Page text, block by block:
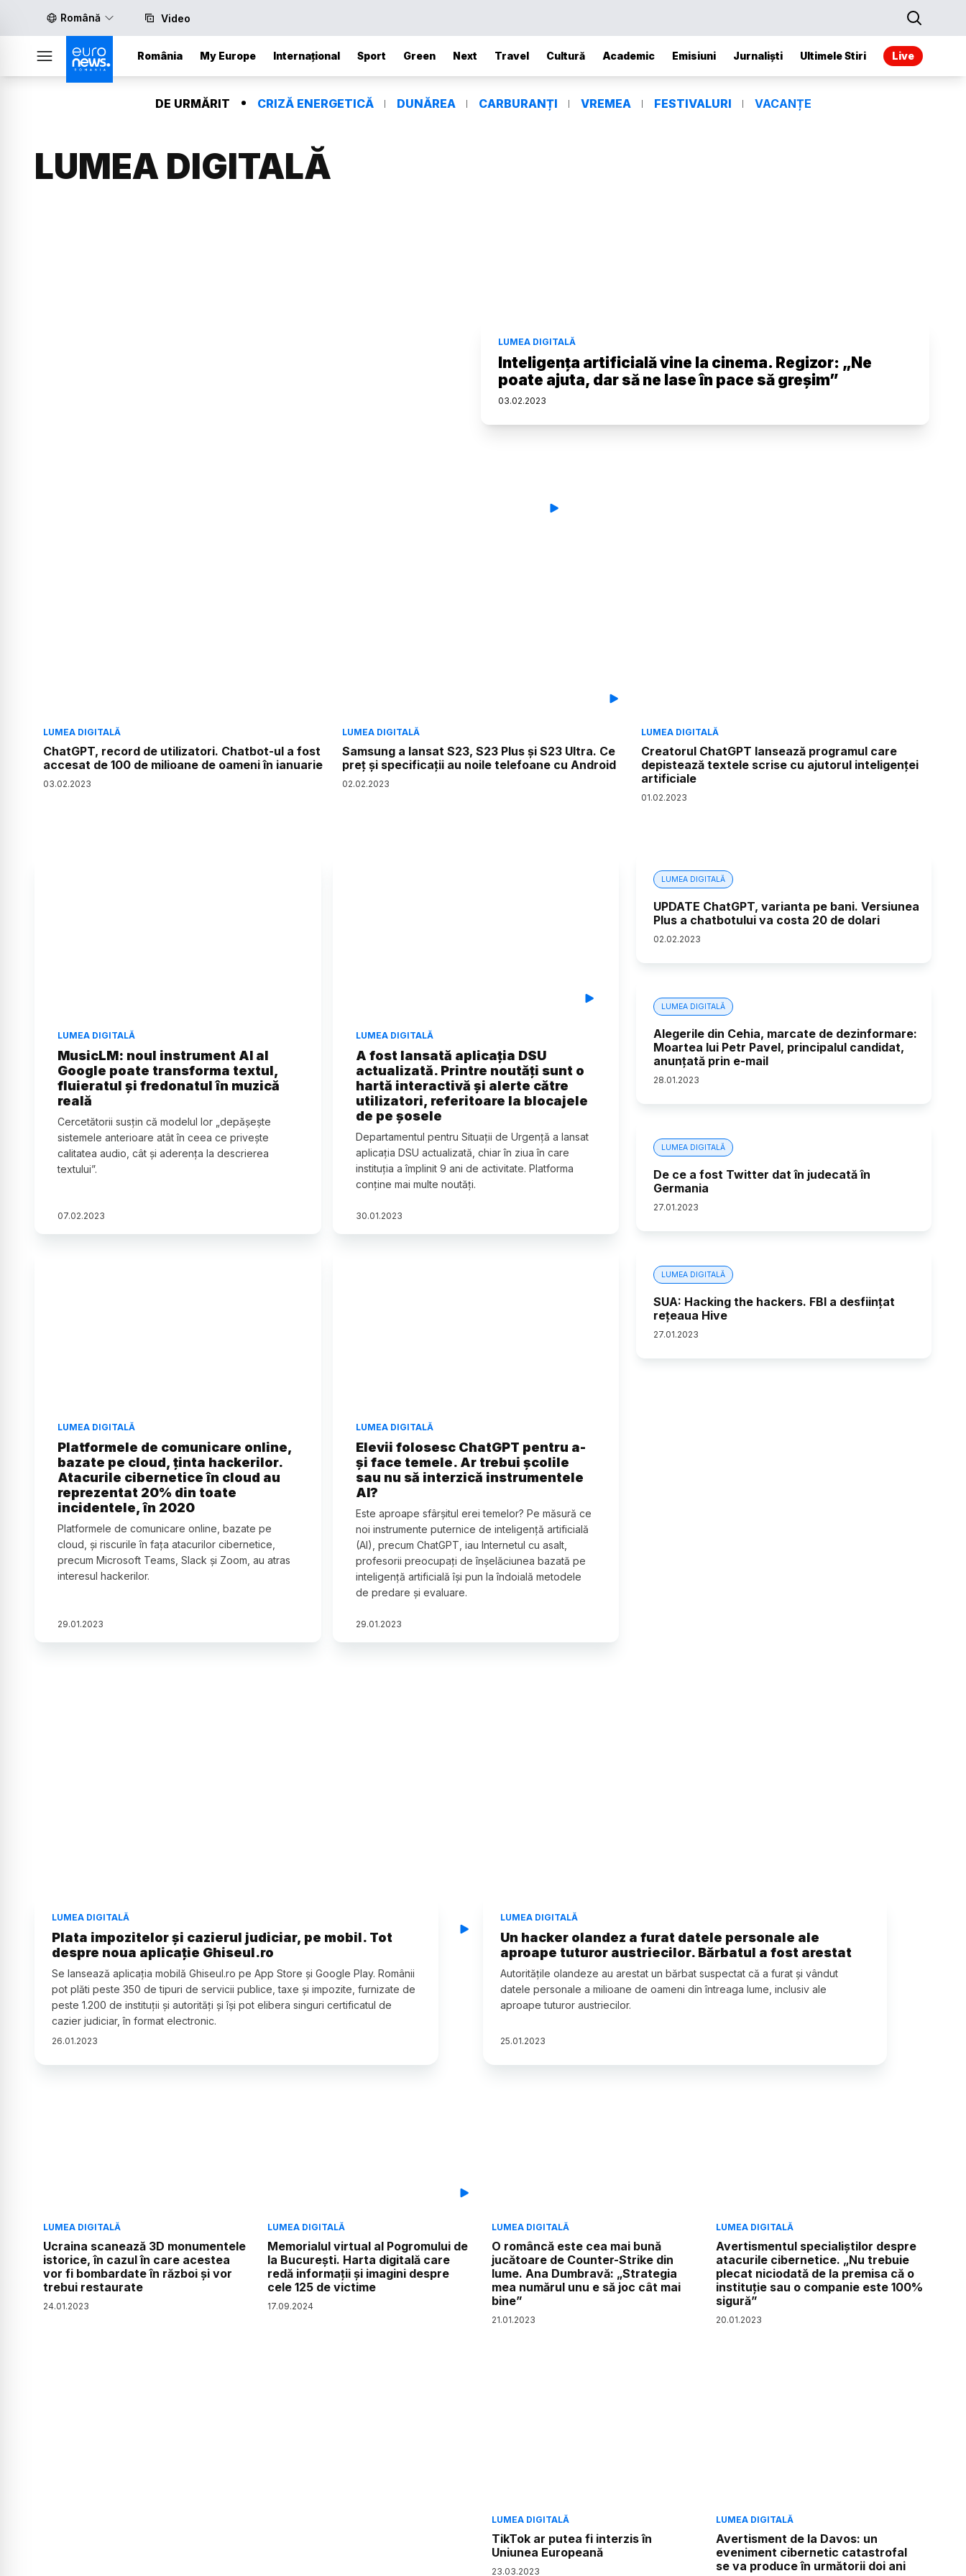
Română Video
România My Europe Internațional Sport Green Next Travel Cultură Academic Emisiuni Jurnaliști Ultimele Stiri Live
DE URMĂRIT CRIZĂ ENERGETICĂ DUNĂREA CARBURANȚI VREMEA FESTIVALURI VACANȚE
LUMEA DIGITALĂ
LUMEA DIGITALĂ
Inteligența artificială vine la cinema. Regizor: „Ne
poate ajuta, dar să ne lase în pace să greșim”
03.02.2023
LUMEA DIGITALĂ
ChatGPT, record de utilizatori. Chatbot-ul a fost
accesat de 100 de milioane de oameni în ianuarie
03.02.2023
LUMEA DIGITALĂ
Samsung a lansat S23, S23 Plus și S23 Ultra. Ce
preț și specificații au noile telefoane cu Android
02.02.2023
LUMEA DIGITALĂ
Creatorul ChatGPT lansează programul care
depistează textele scrise cu ajutorul inteligenței
artificiale
01.02.2023
LUMEA DIGITALĂ
MusicLM: noul instrument AI al
Google poate transforma textul,
fluieratul și fredonatul în muzică
reală
Cercetătorii susțin că modelul lor „depășește
sistemele anterioare atât în ceea ce privește
calitatea audio, cât și aderența la descrierea
textului”.
07.02.2023
LUMEA DIGITALĂ
A fost lansată aplicația DSU
actualizată. Printre noutăți sunt o
hartă interactivă și alerte către
utilizatori, referitoare la blocajele
de pe șosele
Departamentul pentru Situații de Urgență a lansat
aplicația DSU actualizată, chiar în ziua în care
instituția a împlinit 9 ani de activitate. Platforma
conține mai multe noutăți.
30.01.2023
LUMEA DIGITALĂ
Platformele de comunicare online,
bazate pe cloud, ținta hackerilor.
Atacurile cibernetice în cloud au
reprezentat 20% din toate
incidentele, în 2020
Platformele de comunicare online, bazate pe
cloud, şi riscurile în faţa atacurilor cibernetice,
precum Microsoft Teams, Slack şi Zoom, au atras
interesul hackerilor.
29.01.2023
LUMEA DIGITALĂ
Elevii folosesc ChatGPT pentru a-
și face temele. Ar trebui școlile
sau nu să interzică instrumentele
AI?
Este aproape sfârșitul erei temelor? Pe măsură ce
noi instrumente puternice de inteligență artificială
(AI), precum ChatGPT, iau Internetul cu asalt,
profesorii preocupați de înșelăciunea bazată pe
inteligență artificială își pun la îndoială metodele
de predare și evaluare.
29.01.2023
LUMEA DIGITALĂ
UPDATE ChatGPT, varianta pe bani. Versiunea
Plus a chatbotului va costa 20 de dolari
02.02.2023
LUMEA DIGITALĂ
Alegerile din Cehia, marcate de dezinformare:
Moartea lui Petr Pavel, principalul candidat,
anunțată prin e-mail
28.01.2023
LUMEA DIGITALĂ
De ce a fost Twitter dat în judecată în
Germania
27.01.2023
LUMEA DIGITALĂ
SUA: Hacking the hackers. FBI a desființat
rețeaua Hive
27.01.2023
LUMEA DIGITALĂ
Plata impozitelor și cazierul judiciar, pe mobil. Tot
despre noua aplicație Ghiseul.ro
Se lansează aplicația mobilă Ghiseul.ro pe App Store și Google Play. Românii
pot plăti peste 350 de tipuri de servicii publice, taxe și impozite, furnizate de
peste 1.200 de instituții și autorități și își pot elibera singuri certificatul de
cazier judiciar, în format electronic.
26.01.2023
LUMEA DIGITALĂ
Un hacker olandez a furat datele personale ale
aproape tuturor austriecilor. Bărbatul a fost arestat
Autorităţile olandeze au arestat un bărbat suspectat că a furat şi vândut
datele personale a milioane de oameni din întreaga lume, inclusiv ale
aproape tuturor austriecilor.
25.01.2023
LUMEA DIGITALĂ
Ucraina scanează 3D monumentele
istorice, în cazul în care acestea
vor fi bombardate în război și vor
trebui restaurate
24.01.2023
LUMEA DIGITALĂ
Memorialul virtual al Pogromului de
la București. Harta digitală care
redă informații și imagini despre
cele 125 de victime
17.09.2024
LUMEA DIGITALĂ
O româncă este cea mai bună
jucătoare de Counter-Strike din
lume. Ana Dumbravă: „Strategia
mea numărul unu e să joc cât mai
bine”
21.01.2023
LUMEA DIGITALĂ
Avertismentul specialiștilor despre
atacurile cibernetice. „Nu trebuie
plecat niciodată de la premisa că o
instituție sau o companie este 100%
sigură”
20.01.2023
LUMEA DIGITALĂ
TikTok ar putea fi interzis în
Uniunea Europeană
23.03.2023
LUMEA DIGITALĂ
Avertisment de la Davos: un
eveniment cibernetic catastrofal
se va produce în următorii doi ani